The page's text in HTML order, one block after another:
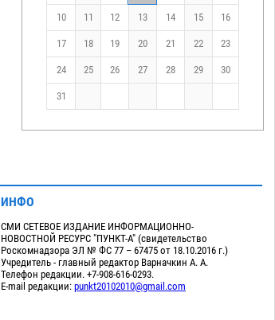
10 11 12 13 14 15 16
17 18 19 20 21 22 23
24 25 26 27 28 29 30
31
ИНФО
СМИ СЕТЕВОЕ ИЗДАНИЕ ИНФОРМАЦИОННО-
НОВОСТНОЙ РЕСУРС "ПУНКТ-А" (свидетельство
Роскомнадзора ЭЛ № ФС 77 – 67475 от 18.10.2016 г.)
Учредитель - главный редактор Варначкин А. А.
Телефон редакции. +7-908-616-0293.
E-mail редакции: punkt20102010@gmail.com